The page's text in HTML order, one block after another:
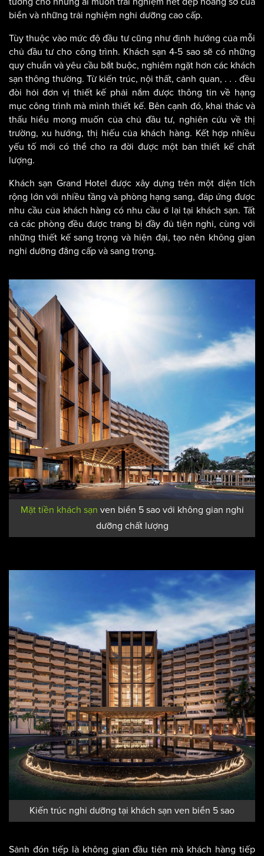
Grand Hotel là một trong những khách sạn 5 sao nổi tiếng
và xa hoa nhất tại Việt Nam, được thiết kế với kiến trúc
hoành tráng, tinh tế và cảm hứng từ những ngôi nhà cổ
truyền Việt Nam. Với vị trí tuyệt đẹp ven biển, khách sạn
Grand Hotel tại thành phố Đà Nẵng là một điểm đến lý
tưởng cho những ai muốn trải nghiệm nét đẹp hoang sơ của
biển và những trải nghiệm nghỉ dưỡng cao cấp.
Tùy thuộc vào mức độ đầu tư cũng như định hướng của mỗi
chủ đầu tư cho công trình. Khách sạn 4-5 sao sẽ có những
quy chuẩn và yêu cầu bắt buộc, nghiêm ngặt hơn các khách
sạn thông thường. Từ kiến trúc, nội thất, cảnh quan, . . . đều
đòi hỏi đơn vị thiết kế phải nắm được thông tin về hạng
mục công trình mà mình thiết kế. Bên cạnh đó, khai thác và
thấu hiểu mong muốn của chủ đầu tư, nghiên cứu về thị
trường, xu hướng, thị hiếu của khách hàng. Kết hợp nhiều
yếu tố mới có thể cho ra đời được một bản thiết kế chất
lượng.
Khách sạn Grand Hotel được xây dựng trên một diện tích
nhu cầu của khách hàng có nhu cầu ở lại tại khách sạn. Tất
cả các phòng đều được trang bị đầy đủ tiện nghi, cùng với
những thiết kế sang trọng và hiện đại, tạo nên không gian
nghỉ dưỡng đẳng cấp và sang trọng.
ven biển 5 sao với không gian nghỉ
dưỡng chất lượng